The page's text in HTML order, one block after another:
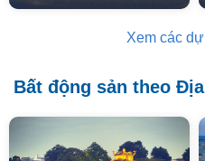
Xem các
Bất động sản theo